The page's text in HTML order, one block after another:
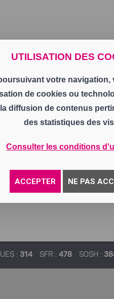
UTILISATION DES
votre navigation,
de cookies ou
diffusion de contenus
des statistiques des
Consulter les conditions
ACCEPTER NE PAS
: 314 SFR : 478 SOSH :